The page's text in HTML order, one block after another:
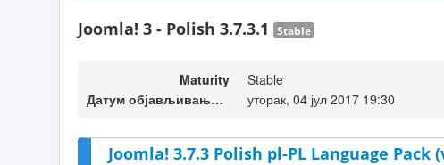
Joomla! 3 - Polish 3.7.3.1 Stable
Maturity
Stable
Датум објављивања верзије
уторак, 04 јул 2017 19:30
Joomla! 3.7.3 Polish pl-PL Language Pack